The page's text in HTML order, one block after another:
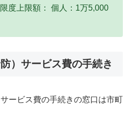
度上限額： 個人：1万5,000
）サービス費の手続き
ービス費の手続きの窓口は市町